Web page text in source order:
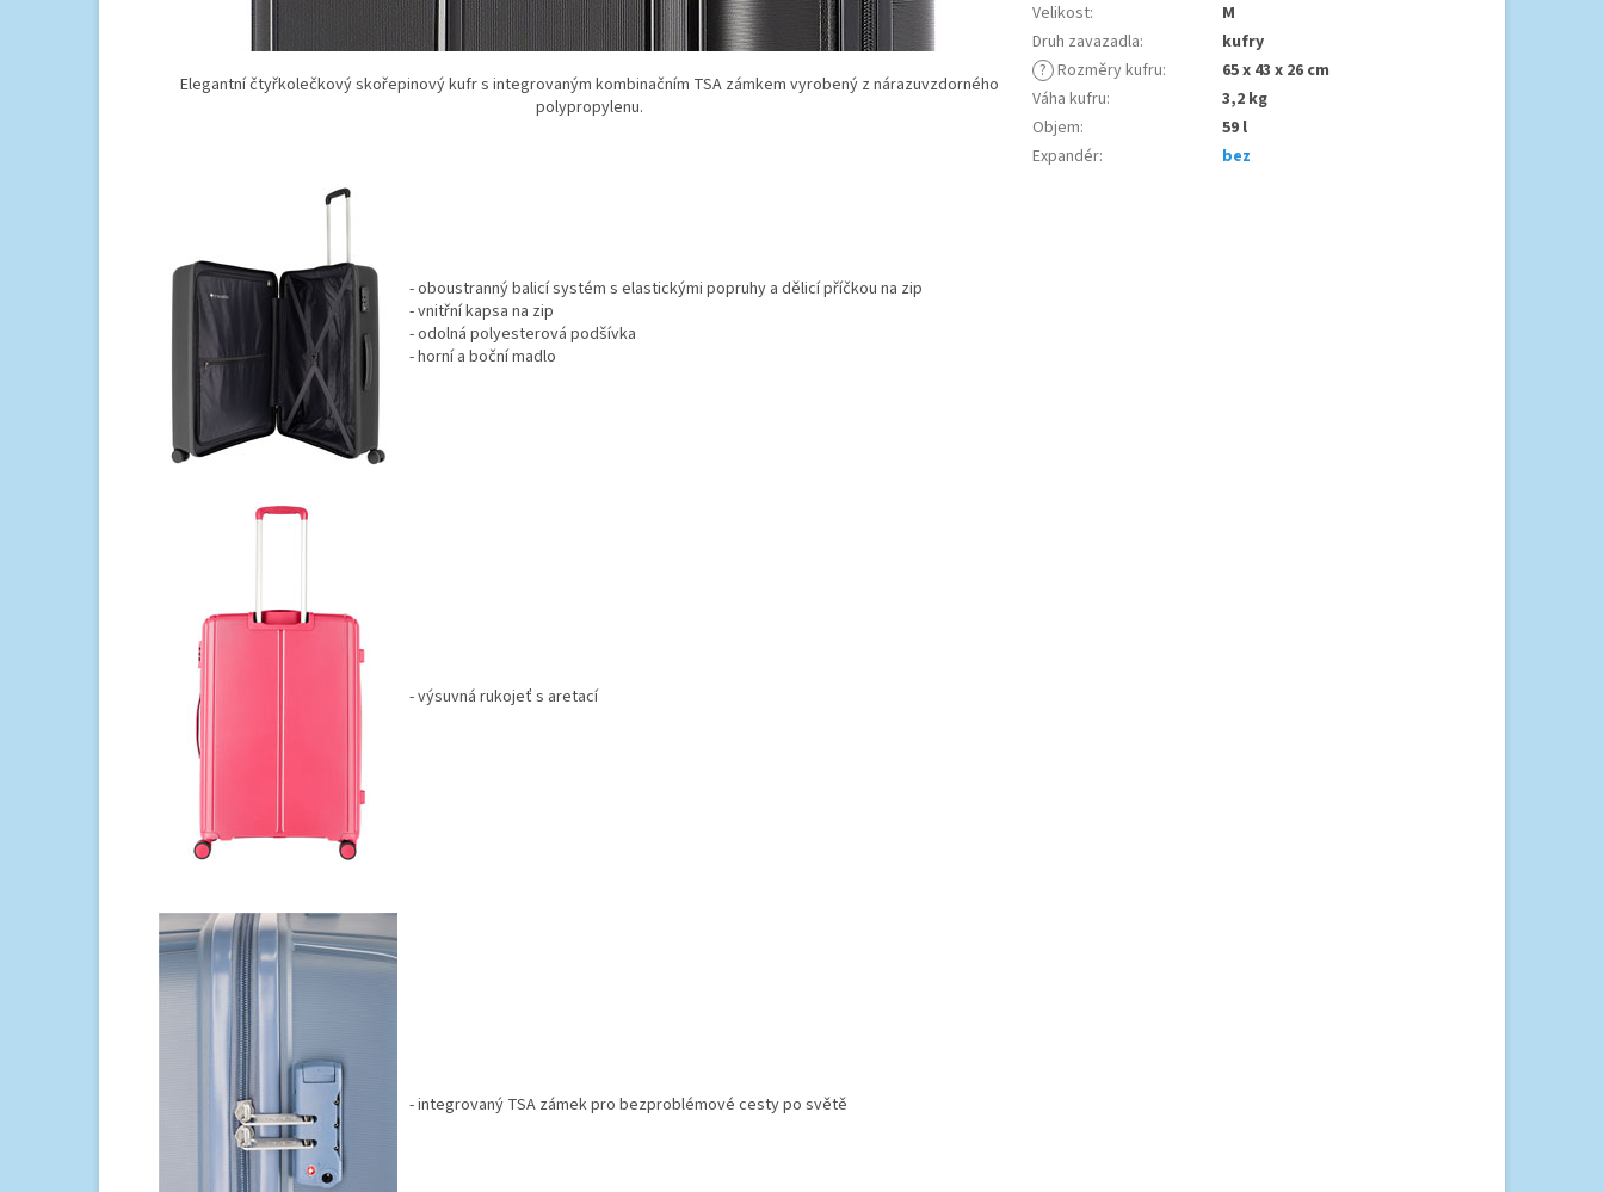
Elegantní čtyřkolečkový skořepinový kufr s integrovaným kombinačním TSA zámkem vyrobený z nárazuvzdorného
polypropylenu.
- oboustranný balicí systém s elastickými popruhy a dělicí příčkou na zip
- vnitřní kapsa na zip
- odolná polyesterová podšívka
- horní a boční madlo
- výsuvná rukojeť s aretací
- integrovaný TSA zámek pro bezproblémové cesty po světě
Velikost:
M
Druh zavazadla:
kufry
? Rozměry kufru:
65 x 43 x 26 cm
Váha kufru:
3,2 kg
Objem:
59 l
Expandér: bez